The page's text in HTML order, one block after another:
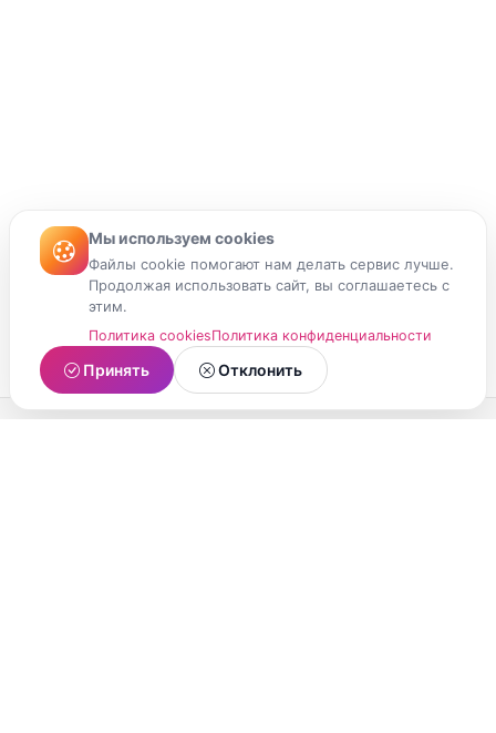
Мы используем cookies
Файлы cookie помогают нам делать сервис лучше.
Продолжая использовать сайт, вы соглашаетесь с
этим.
Политика cookiesПолитика конфиденциальности
Принять Отклонить